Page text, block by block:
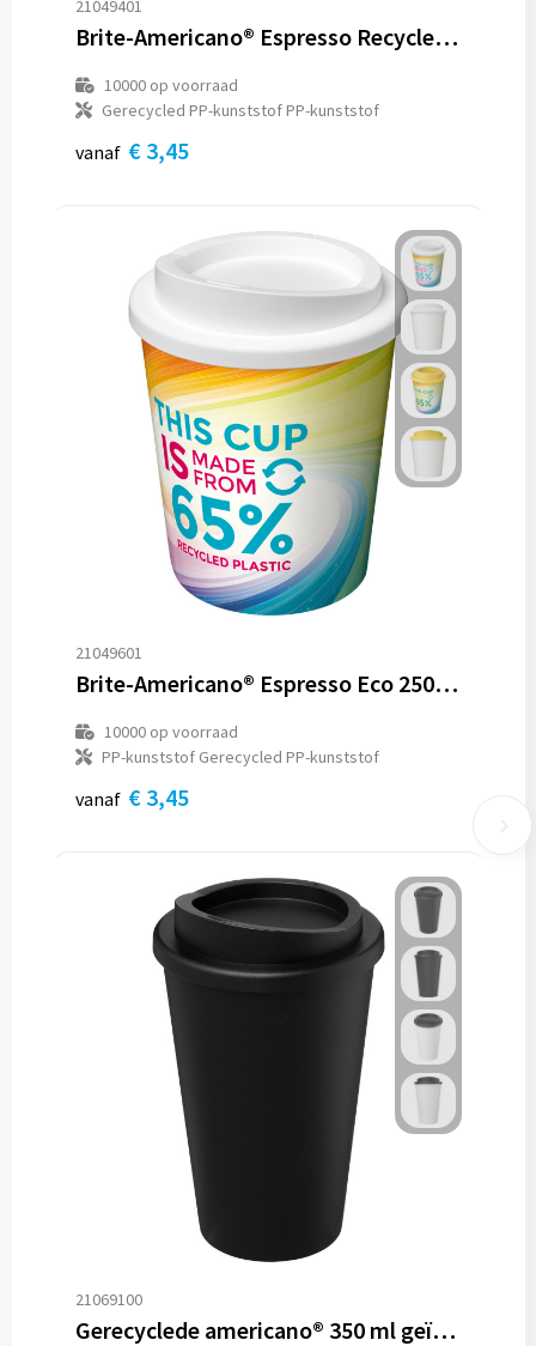
21049401
Brite-Americano® Espresso Recycled 250 ml geïsoleerde beker
10000op voorraad
Gerecycled PP-kunststof PP-kunststof
vanaf € 3,45
21049601
Brite-Americano® Espresso Eco 250 ml geïsoleerde beker
10000op voorraad
PP-kunststof Gerecycled PP-kunststof
vanaf € 3,45
21069100
Gerecyclede americano® 350 ml geïsoleerde beker